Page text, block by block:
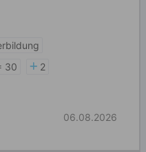
30
2
06.08.2026